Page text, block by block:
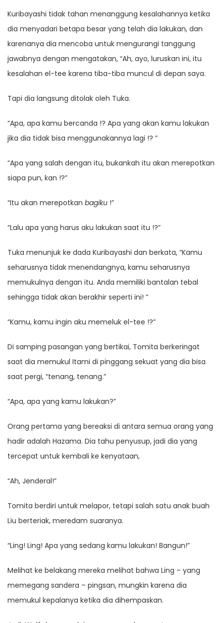
Kuribayashi tidak tahan menanggung kesalahannya ketika
dia menyadari betapa besar yang telah dia lakukan, dan
karenanya dia mencoba untuk mengurangi tanggung
jawabnya dengan mengatakan, “Ah, ayo, luruskan ini, itu
kesalahan el-tee karena tiba-tiba muncul di depan saya.
Tapi dia langsung ditolak oleh Tuka.
“Apa, apa kamu bercanda !? Apa yang akan kamu lakukan
jika dia tidak bisa menggunakannya lagi !? ”
“Apa yang salah dengan itu, bukankah itu akan merepotkan
siapa pun, kan !?”
“Itu akan merepotkan bagiku !”
“Lalu apa yang harus aku lakukan saat itu !?”
Tuka menunjuk ke dada Kuribayashi dan berkata, “Kamu
seharusnya tidak menendangnya, kamu seharusnya
memukulnya dengan itu. Anda memiliki bantalan tebal
sehingga tidak akan berakhir seperti ini! ”
“Kamu, kamu ingin aku memeluk el-tee !?”
Di samping pasangan yang bertikai, Tomita berkeringat
saat dia memukul Itami di pinggang sekuat yang dia bisa
saat pergi, “tenang, tenang.”
“Apa, apa yang kamu lakukan?”
Orang pertama yang bereaksi di antara semua orang yang
hadir adalah Hazama. Dia tahu penyusup, jadi dia yang
tercepat untuk kembali ke kenyataan,
“Ah, Jenderal!”
Tomita berdiri untuk melapor, tetapi salah satu anak buah
Liu berteriak, meredam suaranya.
“Ling! Ling! Apa yang sedang kamu lakukan! Bangun!”
Melihat ke belakang mereka melihat bahwa Ling – yang
memegang sandera – pingsan, mungkin karena dia
memukul kepalanya ketika dia dihempaskan.